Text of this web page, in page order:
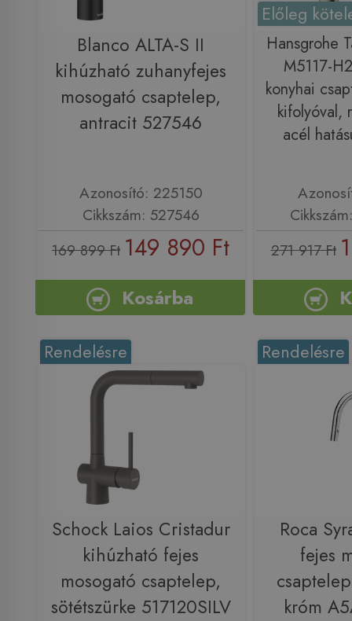
Blanco ALTA-S II
kihúzható zuhanyfejes
mosogató csaptelep,
antracit 527546
Azonosító: 225150
Cikkszám: 527546
169 899 Ft 149 890 Ft
Kosárba
Előleg
Hansgrohe
M5117-
konyhai
kifolyóval,
acél
271 917 Ft
Rendelésre
Schock Laios Cristadur
kihúzható fejes
mosogató csaptelep,
sötétszürke 517120SILV
Rendelésre
Roca
fejes
króm